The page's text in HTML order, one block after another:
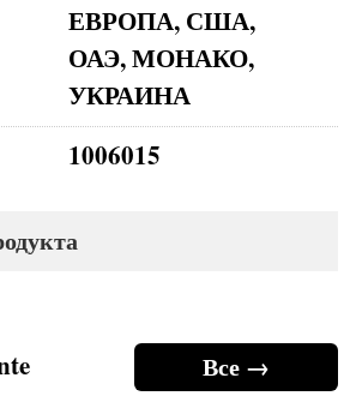
ЕВРОПА, США,
ОАЭ, МОНАКО,
УКРАИНА
1006015
Все →